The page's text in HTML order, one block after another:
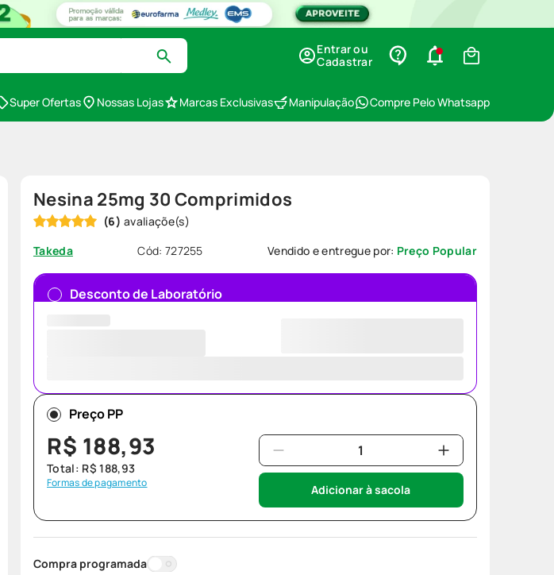
Entrar ou
Cadastrar
Super Ofertas Nossas Lojas Marcas Exclusivas Manipulação Compre Pelo Whatsapp
Nesina 25mg 30 Comprimidos
(6)
Takeda
Cód: 727255 Vendido e entregue por: Preço Popular
Desconto de Laboratório
Preço PP
R$ 188,93
Total: R$ 188,93
Formas de pagamento Adicionar à sacola
Compra programada